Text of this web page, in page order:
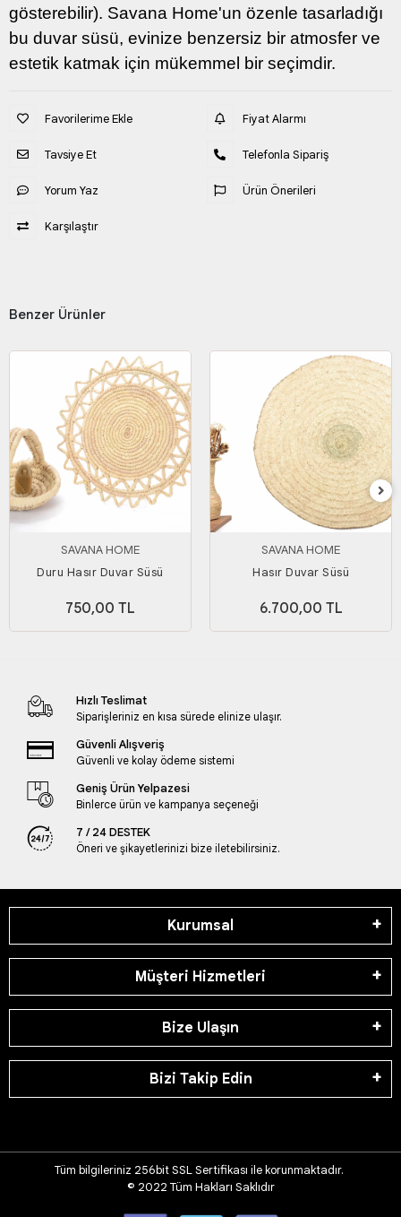
gösterebilir). Savana Home'un özenle tasarladığı
bu duvar süsü, evinize benzersiz bir atmosfer ve
estetik katmak için mükemmel bir seçimdir.
Favorilerime Ekle
Tavsiye Et
Yorum Yaz
Karşılaştır
Fiyat Alarmı
Telefonla Sipariş
Ürün Önerileri
Benzer Ürünler
SAVANA HOME
Duru Hasır Duvar Süsü
750,00 TL
SAVANA HOME
Hasır Duvar Süsü
6.700,00 TL
Hızlı Teslimat
Siparişleriniz en kısa sürede elinize ulaşır.
Güvenli Alışveriş
Güvenli ve kolay ödeme sistemi
Geniş Ürün Yelpazesi
Binlerce ürün ve kampanya seçeneği
7 / 24 DESTEK
Öneri ve şikayetlerinizi bize iletebilirsiniz.
Kurumsal
Müşteri Hizmetleri
Bize Ulaşın
Bizi Takip Edin
Tüm bilgileriniz 256bit SSL Sertifikası ile korunmaktadır.
© 2022 Tüm Hakları Saklıdır